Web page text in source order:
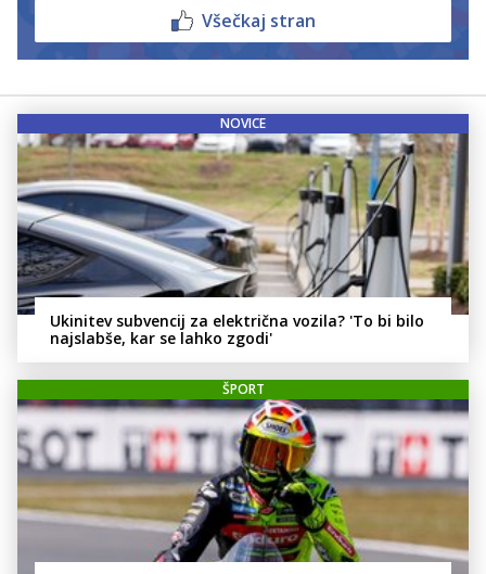
Všečkaj stran
NOVICE
Ukinitev subvencij za električna vozila? 'To bi bilo
najslabše, kar se lahko zgodi'
ŠPORT